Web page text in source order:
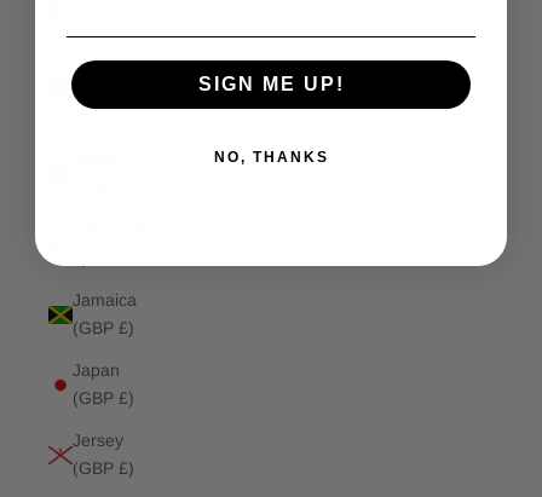
Isle of
Man (GBP
Jamaica
(GBP £)
Japan
(GBP £)
Jersey
(GBP £)
SIGN ME UP!
NO, THANKS